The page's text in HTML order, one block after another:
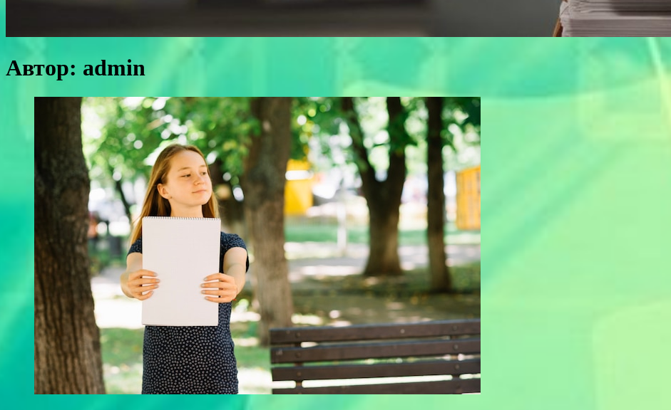
Автор: admin